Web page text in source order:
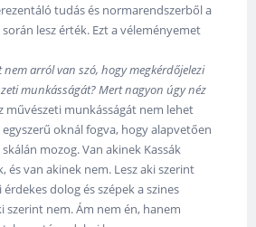
tudás és normarendszerből a
lesz érték. Ezt a véleményemet
nem arról van szó, hogy megkérdőjelezi
munkásságát? Mert nagyon úgy néz
művészeti munkásságát nem lehet
oknál fogva, hogy alapvetően
mozog. Van akinek Kassák
és van akinek nem. Lesz aki szerint
dolog és szépek a szines
szerint nem. Ám nem én, hanem